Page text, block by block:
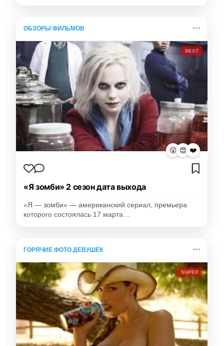
ОБЗОРЫ ФИЛЬМОВ
BEST
😮 😍 ❤️
«Я зомби» 2 сезон дата выхода
«Я — зомби» — американский сериал, премьера
которого состоялась 17 марта…
ГОРЯЧИЕ ФОТО ДЕВУШЕК
SUPER